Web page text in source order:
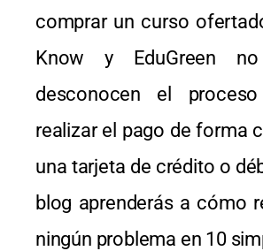
comprar un curso
Know y EduGreen
desconocen el
realizar el pago de forma
una tarjeta de crédito o
blog aprenderás a cómo
ningún problema en 10